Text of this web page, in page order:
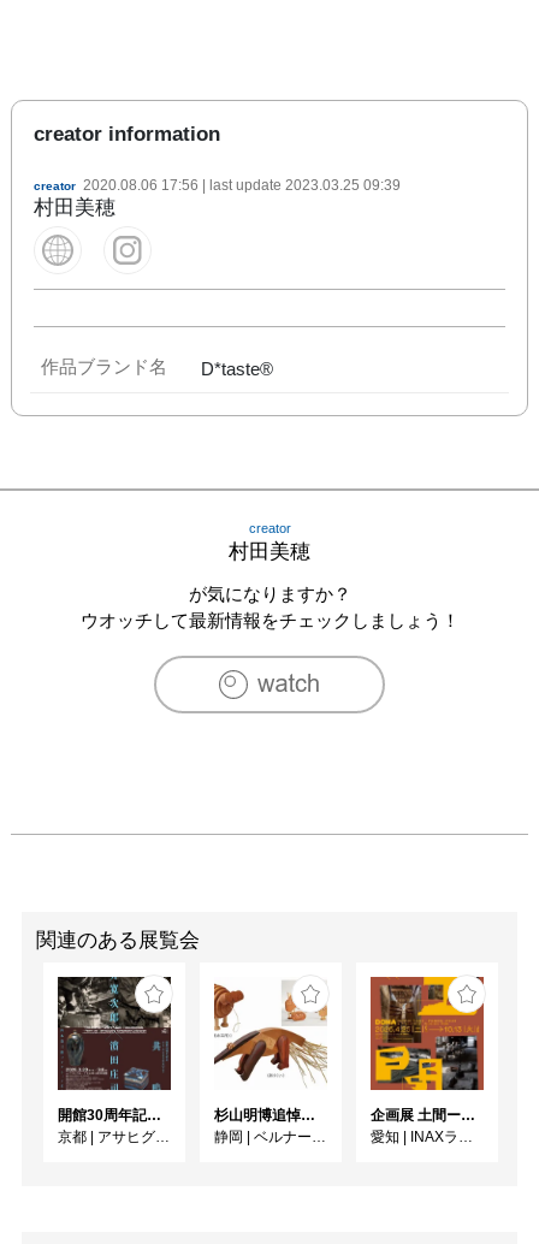
creator information
creator 2020.08.06 17:56 | last update 2023.03.25 09:39
村田美穂
作品ブランド名 D*taste®
creator
村田美穂
が気になりますか？
ウオッチして最新情報をチェックしましょう！
関連のある展覧会
開館30周年記念 山本爲三郎・河井寬次郎没後60年記念 「共鳴 河井寬次郎 × 濱田庄司 ー山本爲三郎コレクションより」
京都 | アサヒグループ大山崎山荘美術館
杉山明博追悼展 木とわたし―木工の妙技と美術教育
静岡 | ベルナール・ビュフェ美術館
企画展 土間ーつくって、つかって、再発見ー
愛知 | INAXライブミュージアム